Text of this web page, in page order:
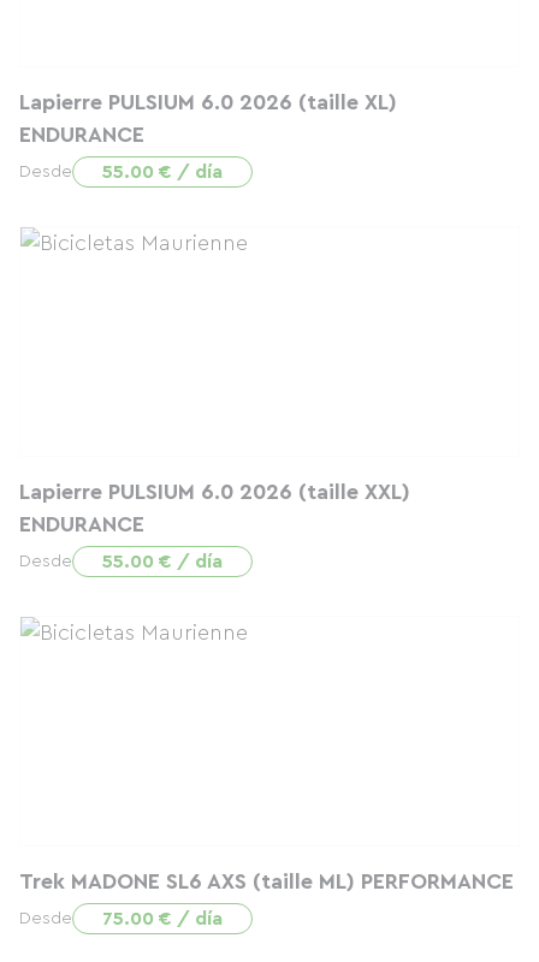
Lapierre PULSIUM 6.0 2026 (taille XL)
ENDURANCE
Desde 55.00 € / día
Lapierre PULSIUM 6.0 2026 (taille XXL)
ENDURANCE
Desde 55.00 € / día
Trek MADONE SL6 AXS (taille ML) PERFORMANCE
Desde 75.00 € / día